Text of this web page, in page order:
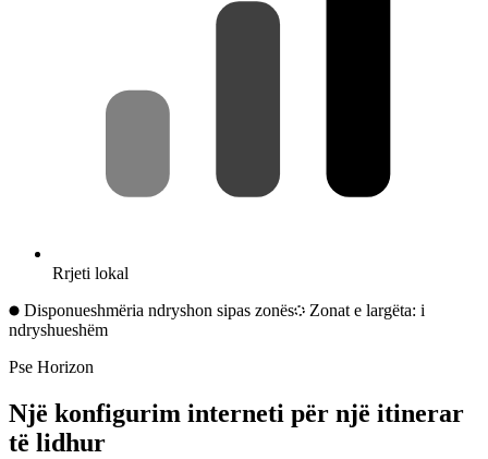
Rrjeti lokal
Disponueshmëria ndryshon sipas zonës
Zonat e largëta: i
ndryshueshëm
Pse Horizon
Një konfigurim interneti për një itinerar
të lidhur